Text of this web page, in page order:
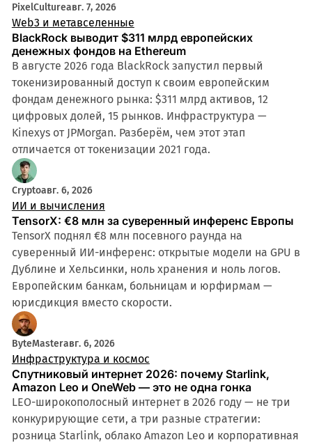
PixelCultureавг. 7, 2026
Web3 и метавселенные
BlackRock выводит $311 млрд европейских
денежных фондов на Ethereum
В августе 2026 года BlackRock запустил первый
токенизированный доступ к своим европейским
фондам денежного рынка: $311 млрд активов, 12
цифровых долей, 15 рынков. Инфраструктура —
Kinexys от JPMorgan. Разберём, чем этот этап
отличается от токенизации 2021 года.
Cryptoавг. 6, 2026
ИИ и вычисления
TensorX: €8 млн за суверенный инференс Европы
TensorX поднял €8 млн посевного раунда на
суверенный ИИ-инференс: открытые модели на GPU в
Дублине и Хельсинки, ноль хранения и ноль логов.
Европейским банкам, больницам и юрфирмам —
юрисдикция вместо скорости.
ByteMasterавг. 6, 2026
Инфраструктура и космос
Спутниковый интернет 2026: почему Starlink,
Amazon Leo и OneWeb — это не одна гонка
LEO-широкополосный интернет в 2026 году — не три
конкурирующие сети, а три разные стратегии:
розница Starlink, облако Amazon Leo и корпоративная